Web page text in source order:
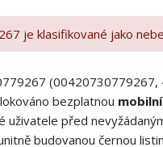
je klasifikované jako
bezplatnou
uživatele před
budovanou černou